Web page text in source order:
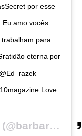
por esse
Eu amo vocês
para
eterna por
@Ed_razek
Love
(@barbara) เมื่อ